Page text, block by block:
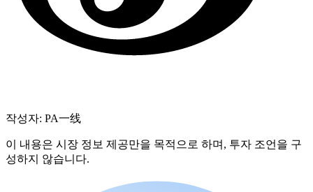
작성자: PA一线
이 내용은 시장 정보 제공만을 목적으로 하며, 투자 조언을 구
성하지 않습니다.